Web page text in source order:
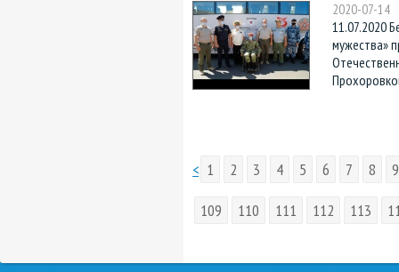
2020-07-14
11.07.2020
мужества»
< 1 2 3 4 5 6 7 8
9
109
110 111 112 113